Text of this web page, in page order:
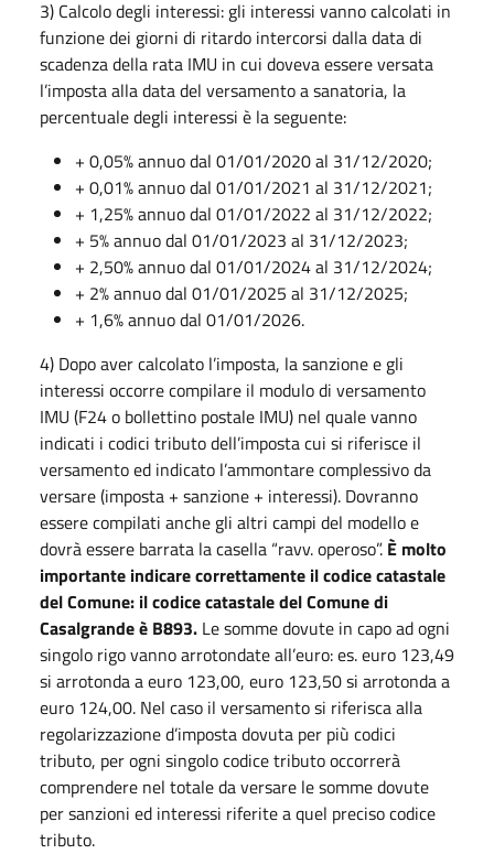
3) Calcolo degli interessi: gli interessi vanno calcolati in
funzione dei giorni di ritardo intercorsi dalla data di
scadenza della rata IMU in cui doveva essere versata
l’imposta alla data del versamento a sanatoria, la
percentuale degli interessi è la seguente:
+ 0,05% annuo dal 01/01/2020 al 31/12/2020;
+ 0,01% annuo dal 01/01/2021 al 31/12/2021;
+ 1,25% annuo dal 01/01/2022 al 31/12/2022;
+ 5% annuo dal 01/01/2023 al 31/12/2023;
+ 2,50% annuo dal 01/01/2024 al 31/12/2024;
+ 2% annuo dal 01/01/2025 al 31/12/2025;
+ 1,6% annuo dal 01/01/2026.
4) Dopo aver calcolato l’imposta, la sanzione e gli
interessi occorre compilare il modulo di versamento
IMU (F24 o bollettino postale IMU) nel quale vanno
indicati i codici tributo dell’imposta cui si riferisce il
versamento ed indicato l’ammontare complessivo da
versare (imposta + sanzione + interessi). Dovranno
essere compilati anche gli altri campi del modello e
dovrà essere barrata la casella “ravv. operoso”. È molto
importante indicare correttamente il codice catastale
del Comune: il codice catastale del Comune di
Casalgrande è B893. Le somme dovute in capo ad ogni
singolo rigo vanno arrotondate all’euro: es. euro 123,49
si arrotonda a euro 123,00, euro 123,50 si arrotonda a
euro 124,00. Nel caso il versamento si riferisca alla
regolarizzazione d’imposta dovuta per più codici
tributo, per ogni singolo codice tributo occorrerà
comprendere nel totale da versare le somme dovute
per sanzioni ed interessi riferite a quel preciso codice
tributo.